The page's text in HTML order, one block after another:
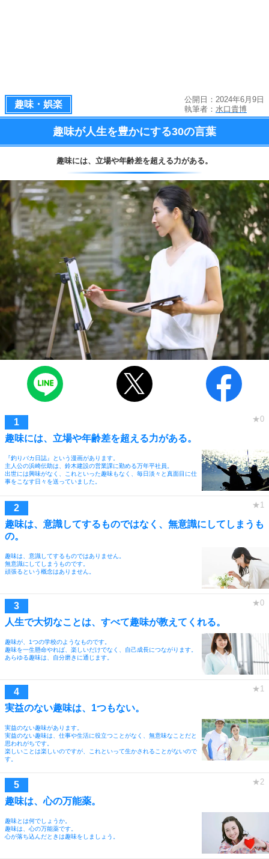
趣味・娯楽
公開日：2024年6月9日
執筆者： 水口貴博
趣味が人生を豊かにする30の言葉
趣味には、 立場や年齢差を超える力がある。
趣味には、立場や年齢差を超える力がある。
『釣りバカ日誌』という漫画があります。
主人公の浜崎伝助は、鈴木建設の営業課に勤める万年平社員。
出世には興味がなく、これといった趣味もなく、毎日淡々と真面目に仕
事をこなす日々を送っていました。
趣味は、意識してするものではなく、無意識にしてしまうも
の。
趣味は、意識してするものではありません。
無意識にしてしまうものです。
頑張るという概念はありません。
人生で大切なことは、すべて趣味が教えてくれる。
趣味が、1つの学校のようなものです。
趣味を一生懸命やれば、楽しいだけでなく、自己成長につながります。
あらゆる趣味は、自分磨きに通じます。
実益のない趣味は、1つもない。
実益のない趣味があります。
実益のない趣味は、仕事や生活に役立つことがなく、無意味なことだと
思われがちです。
楽しいことは楽しいのですが、これといって生かされることがないので
す。
趣味は、心の万能薬。
趣味とは何でしょうか。
趣味は、心の万能薬です。
心が落ち込んだときは趣味をしましょう。